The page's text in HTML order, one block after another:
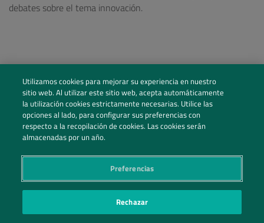
debates sobre el tema innovación.
Sigue nuestras redes sociales
Contáctenos
Utilizamos cookies para mejorar su experiencia en nuestro
sitio web. Al utilizar este sitio web, acepta automáticamente
la utilización cookies estrictamente necesarias. Utilice las
opciones al lado, para configurar sus preferencias con
respecto a la recopilación de cookies. Las cookies serán
almacenadas por un año.
Preferencias
Rechazar